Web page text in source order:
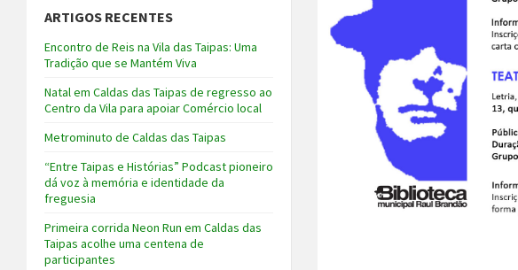
ARTIGOS RECENTES
Encontro de Reis na Vila das Taipas: Uma
Tradição que se Mantém Viva
Natal em Caldas das Taipas de regresso ao
Centro da Vila para apoiar Comércio local
Metrominuto de Caldas das Taipas
“Entre Taipas e Histórias” Podcast pioneiro
dá voz à memória e identidade da
freguesia
Primeira corrida Neon Run em Caldas das
Taipas acolhe uma centena de
participantes